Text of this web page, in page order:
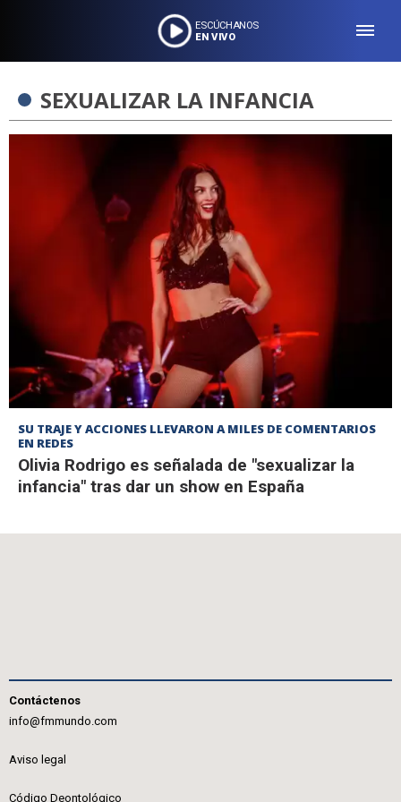
ESCÚCHANOS
EN VIVO
SEXUALIZAR LA INFANCIA
SU TRAJE Y ACCIONES LLEVARON A MILES DE COMENTARIOS
EN REDES
Olivia Rodrigo es señalada de "sexualizar la
infancia" tras dar un show en España
Contáctenos
info@fmmundo.com
Aviso legal
Código Deontológico